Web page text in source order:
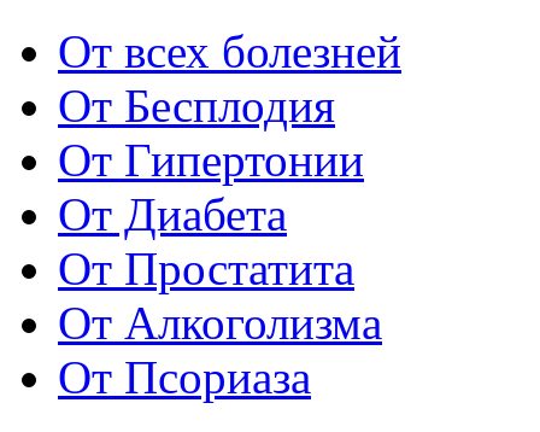
От всех болезней
От Бесплодия
От Гипертонии
От Диабета
От Простатита
От Алкоголизма
От Псориаза